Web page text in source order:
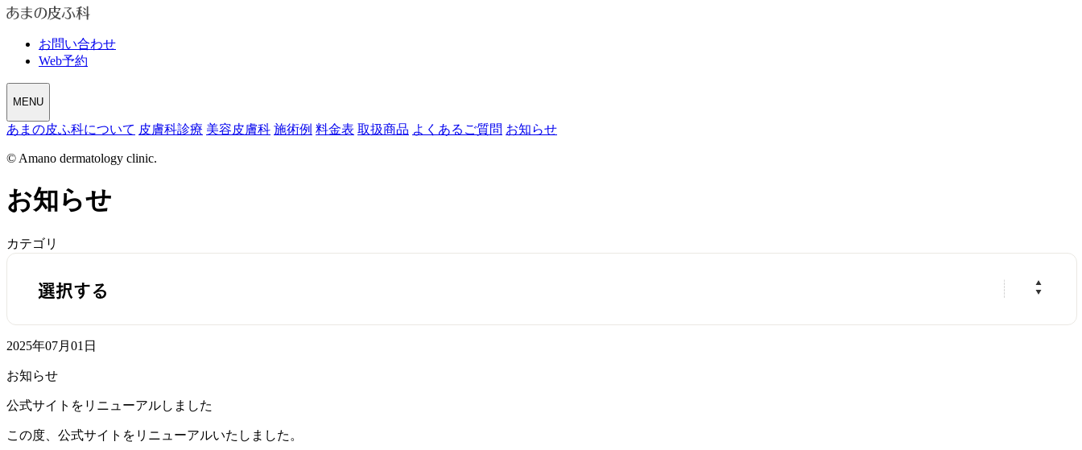
お問い合わせ
Web予約
MENU
あまの皮ふ科について 皮膚科診療 美容皮膚科 施術例 料金表 取扱商品 よくあるご質問 お知らせ
© Amano dermatology clinic.
お知らせ
カテゴリ
2025年07月01日
お知らせ
公式サイトをリニューアルしました
この度、公式サイトをリニューアルいたしました。